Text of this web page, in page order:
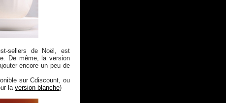
sellers de Noël, est
De même, la version
encore un peu de
sur Cdiscount, ou
la version blanche)